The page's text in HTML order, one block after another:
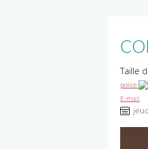
Taille
police
E-mail